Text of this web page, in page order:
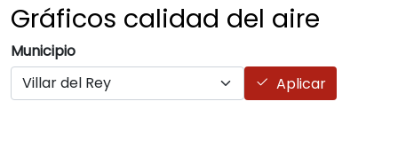
Gráficos calidad del aire
Municipio
Aplicar